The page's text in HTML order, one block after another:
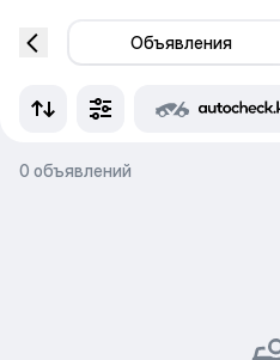
Объявления
0 объявлений